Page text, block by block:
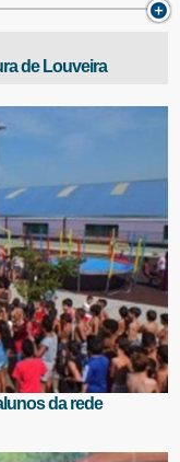
de Louveira
da rede